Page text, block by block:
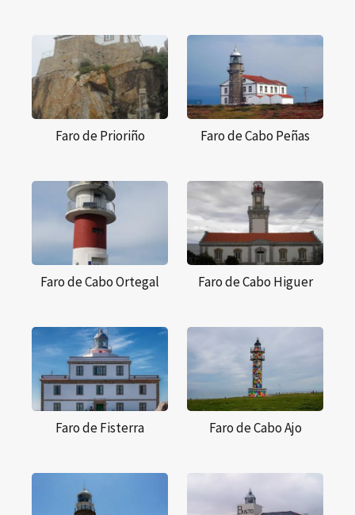
Faro de Prioriño Faro de Cabo Peñas
Faro de Cabo Ortegal Faro de Cabo Higuer
Faro de Fisterra Faro de Cabo Ajo